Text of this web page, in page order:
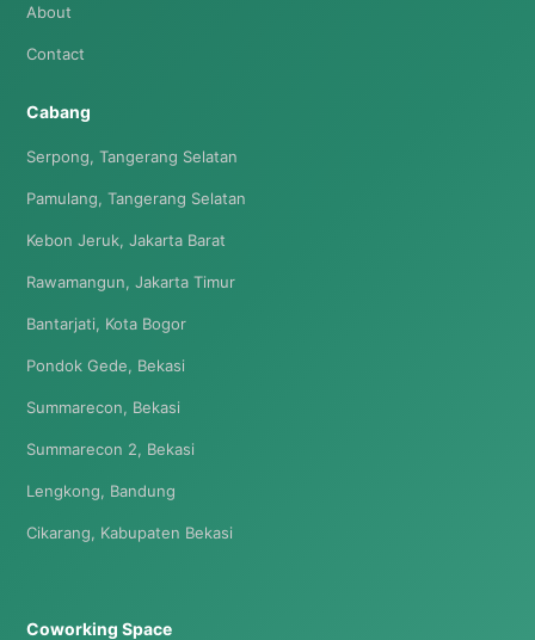
About
Contact
Cabang
Serpong, Tangerang Selatan
Pamulang, Tangerang Selatan
Kebon Jeruk, Jakarta Barat
Rawamangun, Jakarta Timur
Bantarjati, Kota Bogor
Pondok Gede, Bekasi
Summarecon, Bekasi
Summarecon 2, Bekasi
Lengkong, Bandung
Cikarang, Kabupaten Bekasi
Coworking Space